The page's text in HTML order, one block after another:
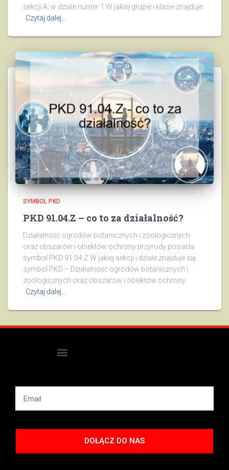
sekcji A, w dziale numer 1 W jakiej grupie i klasie znajduje
Czytaj dalej…
SYMBOL PKD
PKD 91.04.Z – co to za działalność?
Działalność ogrodów botanicznych i zoologicznych
oraz obszarów i obiektów ochrony przyrody posiada
symbol PKD 91.04.Z W jakiej sekcji i dziale znajduje się
symbol PKD – Działalność ogrodów botanicznych i
zoologicznych oraz obszarów i obiektów ochrony
Czytaj dalej…
DOŁĄCZ DO NAS